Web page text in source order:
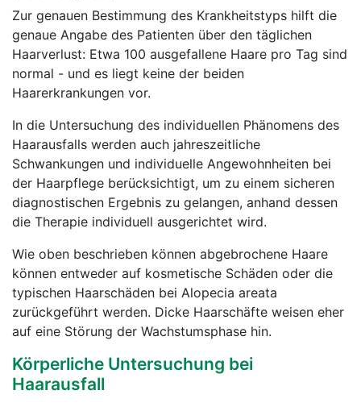
Zur genauen Bestimmung des Krankheitstyps hilft die
genaue Angabe des Patienten über den täglichen
Haarverlust: Etwa 100 ausgefallene Haare pro Tag sind
normal - und es liegt keine der beiden
Haarerkrankungen vor.
In die Untersuchung des individuellen Phänomens des
Haarausfalls werden auch jahreszeitliche
Schwankungen und individuelle Angewohnheiten bei
der Haarpflege berücksichtigt, um zu einem sicheren
diagnostischen Ergebnis zu gelangen, anhand dessen
die Therapie individuell ausgerichtet wird.
Wie oben beschrieben können abgebrochene Haare
können entweder auf kosmetische Schäden oder die
typischen Haarschäden bei Alopecia areata
zurückgeführt werden. Dicke Haarschäfte weisen eher
auf eine Störung der Wachstumsphase hin.
Körperliche Untersuchung bei
Haarausfall